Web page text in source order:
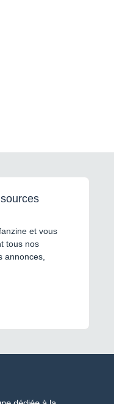
et vous
tous nos
annonces,